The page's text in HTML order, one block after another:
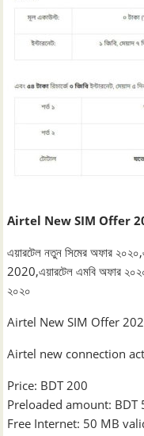
Airtel New SIM Offer
এয়ারটেল নতুন সিমের অফার
2020,এয়ারটেল এমবি অফার
২০২০
Airtel New SIM Offer
Airtel new connection
Price: BDT 200
Preloaded amount:
Free Internet: 50 MB